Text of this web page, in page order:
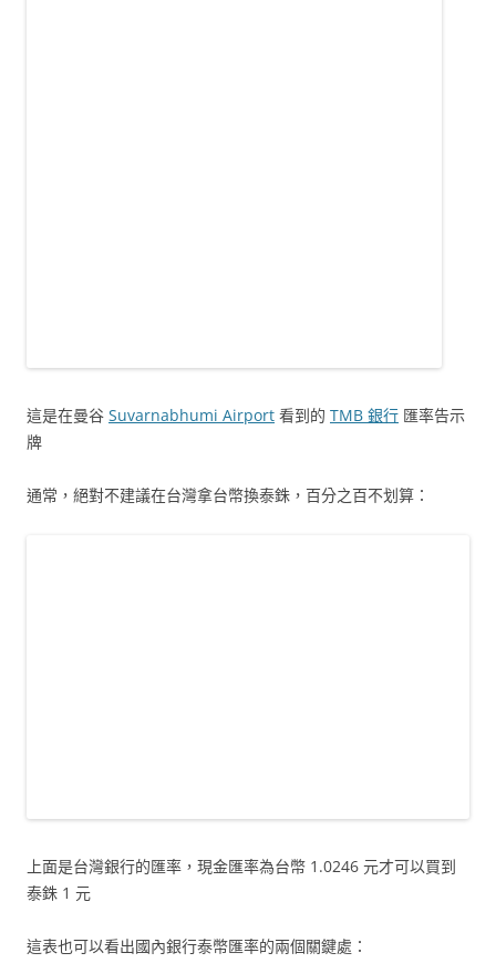
這是在曼谷 Suvarnabhumi Airport 看到的 TMB 銀行 匯率告示
牌
通常，絕對不建議在台灣拿台幣換泰銖，百分之百不划算：
上面是台灣銀行的匯率，現金匯率為台幣 1.0246 元才可以買到
泰銖 1 元
這表也可以看出國內銀行泰幣匯率的兩個關鍵處：